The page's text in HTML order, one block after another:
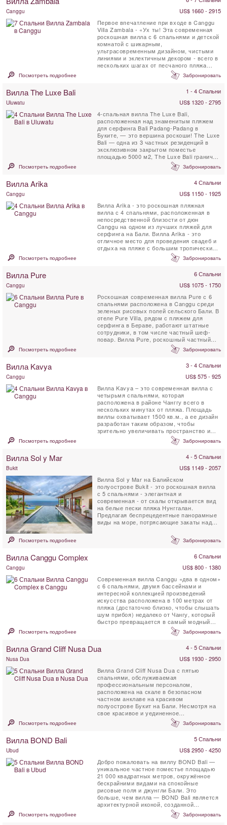
Canggu
US$ 1660 - 2915
Первое впечатление при входе в Canggu
Villa Zambala - «Ух ты! Эта современная
роскошная вилла с 6 спальнями и детской
комнатой с шикарным,
ультрасовременным дизайном, чистыми
линиями и эклектичным декором - всего в
нескольких шагах от песчаного пляжа
Берава в Canggu. Villa Zambala - ...
Посмотреть подробнее Забронировать
Вилла The Luxe Bali 1 - 4 Спальни
Uluwatu
US$ 1320 - 2795
4-спальная вилла The Luxe Bali,
расположенная над знаменитым пляжем
для серфинга Bali Padang-Padang в
Буките, — это вершина роскоши! The Luxe
Bali — одна из 3 частных резиденций в
эксклюзивном закрытом поместье
площадью 5000 м2, The Luxe Bali граничит
с 26 гектарами девственного леса. ...
Посмотреть подробнее Забронировать
Вилла Arika 4 Спальни
Canggu
US$ 1150 - 1925
Вилла Arika - это роскошная пляжная
вилла с 4 спальнями, расположенная в
непосредственной близости от дюн
Canggu на одном из лучших пляжей для
серфинга на Бали. Вилла Arika - это
отличное место для проведения свадеб и
отдыха на пляже с большим тропическим
Посмотреть подробнее Забронировать
Вилла Pure 6 Спальни
Canggu
US$ 1075 - 1750
Роскошная современная вилла Pure с 6
спальнями расположена в Canggu среди
зеленых рисовых полей сельского Бали. В
отеле Pure Villa, рядом с пляжем для
серфинга в Бераве, работают штатные
сотрудники, в том числе частный шеф-
повар. Вилла Pure, роскошный частный
прокат, имеет большой ...
Посмотреть подробнее Забронировать
Вилла Kavya 3 - 4 Спальни
Canggu
US$ 575 - 925
Вилла Kavya – это современная вилла с
четырьмя спальнями, которая
расположена в районе Чанггу всего в
нескольких минутах от пляжа. Площадь
виллы охватывает 1500 кв.м., а ее дизайн
разработан таким образом, чтобы
зрительно увеличивать пространство и
при этом обеспечивать ...
Посмотреть подробнее Забронировать
Вилла Sol y Mar 4 - 5 Спальни
Bukit
US$ 1149 - 2057
Вилла Sol y Mar на Балийском
полуострове Bukit - это роскошная вилла
с 5 спальнями - элегантная и
современная - от скалы открывается вид
на белые пески пляжа Нунггалан.
Предлагая беспрецедентные панорамные
виды на море, потрясающие закаты над
Посмотреть подробнее Забронировать
Вилла Canggu Complex 6 Спальни
Canggu
US$ 800 - 1380
Современная вилла Canggu «два в одном»
с 6 спальнями, двумя бассейнами и
интересной коллекцией произведений
искусства расположена в 100 метрах от
пляжа (достаточно близко, чтобы слышать
шум прибоя) недалеко от Чангу, который
быстро превращается в самый модный
Посмотреть подробнее Забронировать
Вилла Grand Cliff Nusa Dua 4 - 5 Спальни
Nusa Dua
US$ 1930 - 2950
Вилла Grand Cliff Nusa Dua с пятью
спальнями, обслуживаемая
профессиональным персоналом,
расположена на скале в безопасном
частном анклаве на красивом
полуострове Букит на Бали. Несмотря на
свое красивое и уединенное
расположение, вилла находится всего в 5
Посмотреть подробнее Забронировать
Вилла BOND Bali 5 Спальни
Ubud
US$ 2950 - 4250
Добро пожаловать на виллу BOND Bali —
уникальное частное поместье площадью
21 000 квадратных метров, окружённое
бескрайними видами на спокойные
рисовые поля и джунгли Бали. Это
больше, чем вилла — BOND Bali является
архитектурной иконой, созданной
Алексисом Дорнье, чтобы ...
Посмотреть подробнее Забронировать